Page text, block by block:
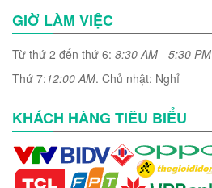
GIỜ LÀM VIỆC
Từ thứ 2 đến thứ 6: 8:30 AM - 5:30 PM
Thứ 7:12:00 AM. Chủ nhật: Nghỉ
KHÁCH HÀNG TIÊU BIỂU